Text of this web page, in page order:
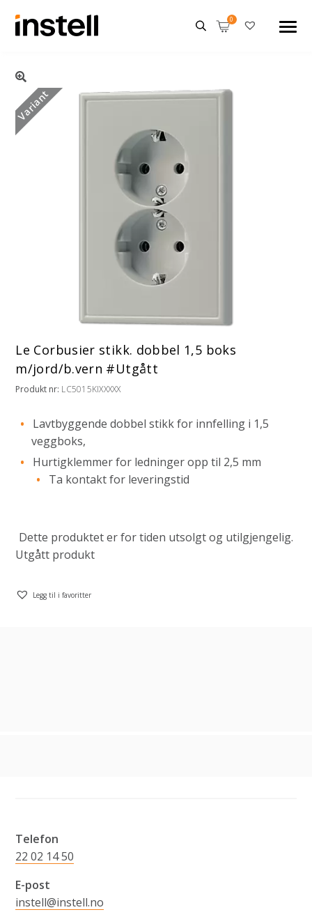
Variant
Le Corbusier stikk. dobbel 1,5 boks
m/jord/b.vern #Utgått
Produkt nr: LC5015KIXXXXX
Lavtbyggende dobbel stikk for innfelling i 1,5
veggboks,
Hurtigklemmer for ledninger opp til 2,5 mm
Ta kontakt for leveringstid
Dette produktet er for tiden utsolgt og utilgjengelig.
Utgått produkt
Legg til i favoritter
Telefon
22 02 14 50
E-post
instell@instell.no